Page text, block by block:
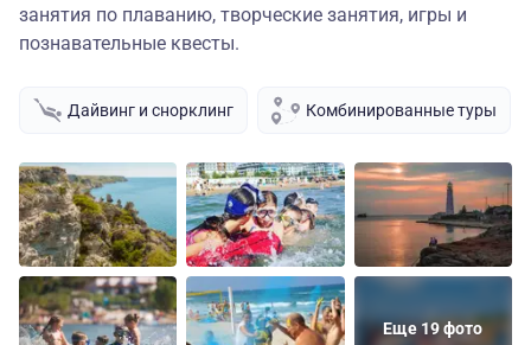
занятия по плаванию, творческие занятия, игры и
познавательные квесты.
Дайвинг и снорклинг Комбинированные туры
Еще 19 фото